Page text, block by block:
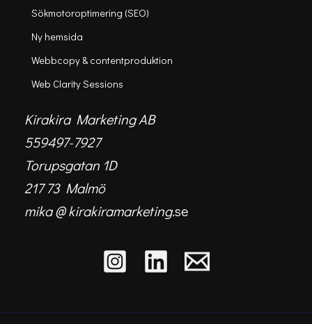
Sökmotoroptimering (SEO)
Ny hemsida
Webbcopy & contentproduktion
Web Clarity Sessions
Kirakira Marketing AB
559497-7927
Torupsgatan 1D
217 73 Malmö
mika @ kirakiramarketing.se